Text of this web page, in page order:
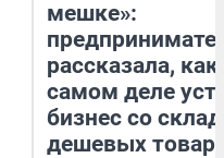
мешке»:
рассказала, как
самом деле
бизнес со
дешевых